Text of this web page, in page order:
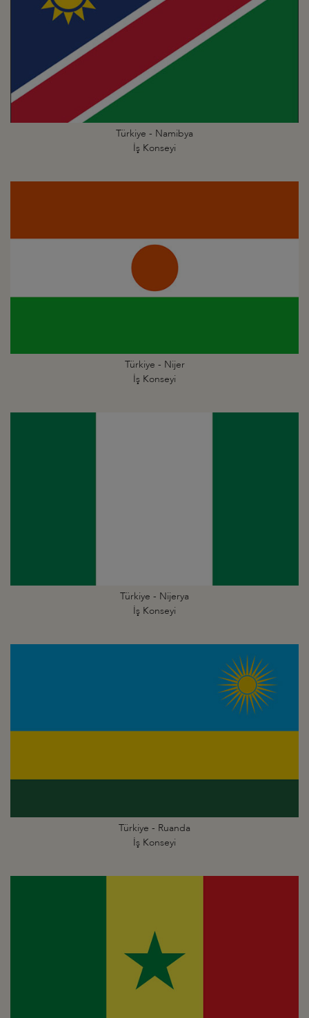
Türkiye - Namibya
İş Konseyi
Türkiye - Nijer
İş Konseyi
Türkiye - Nijerya
İş Konseyi
Türkiye - Ruanda
İş Konseyi